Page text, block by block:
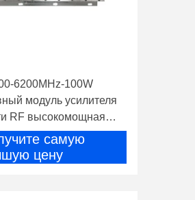
6200MHz-100W
модуль усилителя
RF высокомощная
и антиБПЛА
аксессуарами
самую
цену